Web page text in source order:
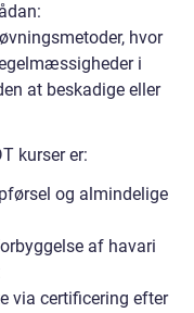
hvor
i
at beskadige eller
kurser er:
og almindelige
af havari
via certificering efter